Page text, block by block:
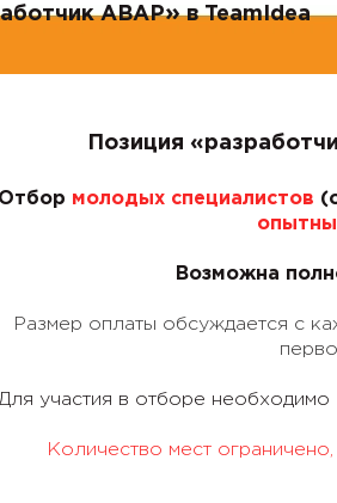
ABAP»вTeamIdea
Позиция
Отбор молодых специалистов
Возможна
Размер оплаты обсуждается с
участия в отборе необходимо
Количество мест